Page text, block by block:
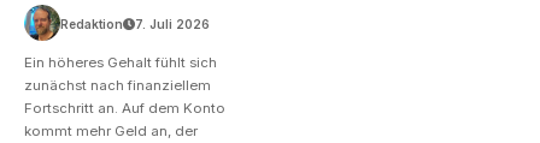
Automatisch Mehr
Wohlstand Bedeutet
Redaktion 7. Juli 2026
Ein höheres Gehalt fühlt sich
zunächst nach finanziellem
Fortschritt an. Auf dem Konto
kommt mehr Geld an, der